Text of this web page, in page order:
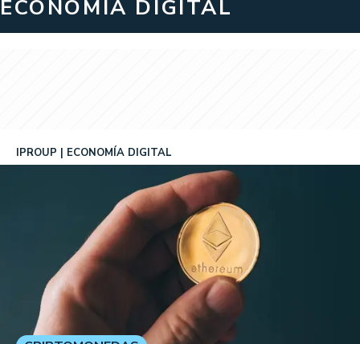
ECONOMÍA DIGITAL
IPROUP ECONOMÍA DIGITAL